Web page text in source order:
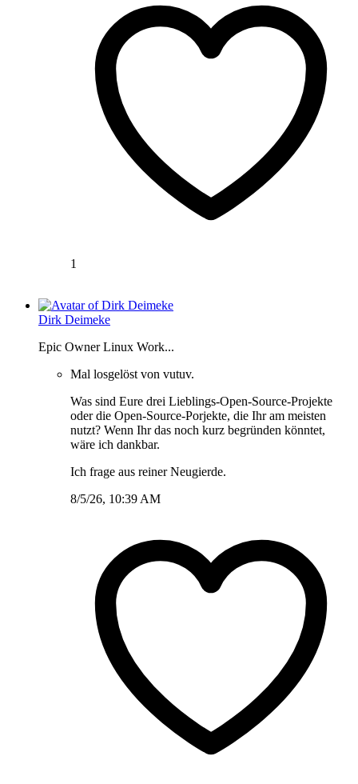
1
Dirk Deimeke
Epic Owner Linux Work...
Mal losgelöst von vutuv.
Was sind Eure drei Lieblings-Open-Source-Projekte
oder die Open-Source-Porjekte, die Ihr am meisten
nutzt? Wenn Ihr das noch kurz begründen könntet,
wäre ich dankbar.
Ich frage aus reiner Neugierde.
8/5/26, 10:39 AM